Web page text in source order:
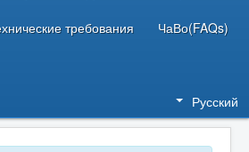
требования ЧаВо(FAQs)
Русский